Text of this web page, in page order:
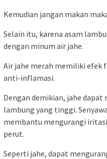
Kemudian jangan makan
Selain itu, karena asam
dengan minum air jahe.
Air jahe merah memiliki
anti-inflamasi.
Dengan demikian, jahe
lambung yang tinggi.
membantu mengurangi
perut.
Seperti jahe, dapat